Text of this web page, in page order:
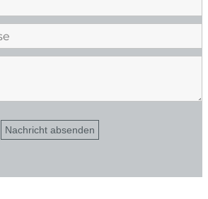
Nachricht absenden